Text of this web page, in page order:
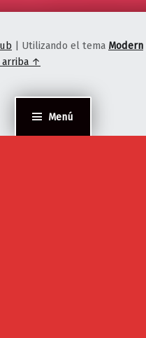
Menú
| Utilizando el tema Modern
arriba ↑